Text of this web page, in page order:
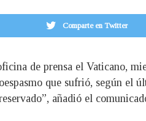
Comparte en Twitter
de prensa el Vaticano,
que sufrió, según el
añadió el